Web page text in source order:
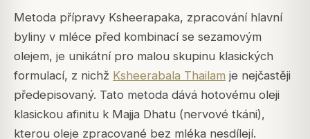
Metoda přípravy Ksheerapaka, zpracování hlavní
byliny v mléce před kombinací se sezamovým
olejem, je unikátní pro malou skupinu klasických
formulací, z nichž Ksheerabala Thailam je nejčastěji
předepisovaný. Tato metoda dává hotovému oleji
klasickou afinitu k Majja Dhatu (nervové tkáni),
kterou oleje zpracované bez mléka nesdílejí.